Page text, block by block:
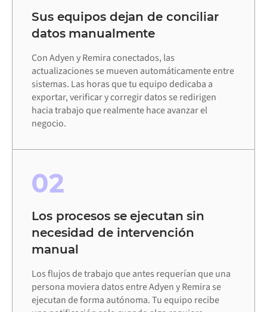
Sus equipos dejan de conciliar
datos manualmente
Con Adyen y Remira conectados, las
actualizaciones se mueven automáticamente entre
sistemas. Las horas que tu equipo dedicaba a
exportar, verificar y corregir datos se redirigen
hacia trabajo que realmente hace avanzar el
negocio.
02
Los procesos se ejecutan sin
necesidad de intervención
manual
Los flujos de trabajo que antes requerían que una
persona moviera datos entre Adyen y Remira se
ejecutan de forma autónoma. Tu equipo recibe